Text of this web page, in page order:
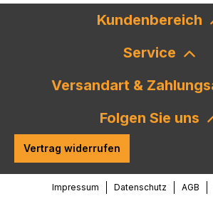
Kundenbereich
Service
Versandart &
Folgen Sie uns
Vertrag widerrufen
Impressum Datenschutz AGB